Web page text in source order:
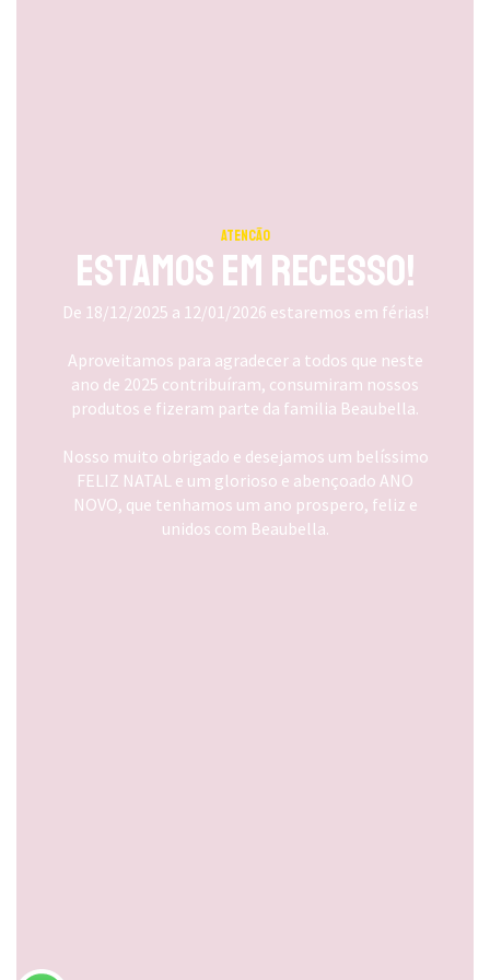
ATENCÃO
Estamos em Recesso!
De 18/12/2025 a 12/01/2026 estaremos em férias!
Aproveitamos para agradecer a todos que neste
ano de 2025 contribuíram, consumiram nossos
produtos e fizeram parte da familia Beaubella.
Nosso muito obrigado e desejamos um belíssimo
FELIZ NATAL e um glorioso e abençoado ANO
NOVO, que tenhamos um ano prospero, feliz e
unidos com Beaubella.